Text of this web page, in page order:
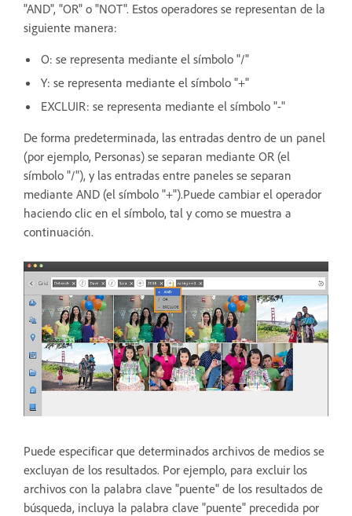
"AND", "OR" o "NOT". Estos operadores se representan de la
siguiente manera:
O: se representa mediante el símbolo "/"
Y: se representa mediante el símbolo "+"
EXCLUIR: se representa mediante el símbolo "-"
De forma predeterminada, las entradas dentro de un panel
(por ejemplo, Personas) se separan mediante OR (el
símbolo "/"), y las entradas entre paneles se separan
mediante AND (el símbolo "+").Puede cambiar el operador
haciendo clic en el símbolo, tal y como se muestra a
continuación.
Puede especificar que determinados archivos de medios se
excluyan de los resultados. Por ejemplo, para excluir los
archivos con la palabra clave "puente" de los resultados de
búsqueda, incluya la palabra clave "puente" precedida por